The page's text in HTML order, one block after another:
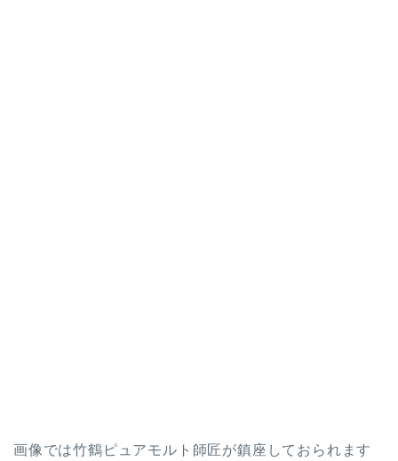
画像では竹鶴ピュアモルト師匠が鎮座しておられます